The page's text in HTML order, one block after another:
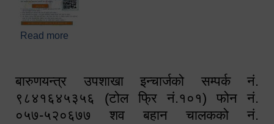
Read more
बारुणयन्त्र उपशाखा इन्चार्जको सम्पर्क नं.
९८४१६४५३५६ (टोल फ्रि नं.१०१) फोन नं.
०५७-५२०६७७ शव बहान चालकको नं.